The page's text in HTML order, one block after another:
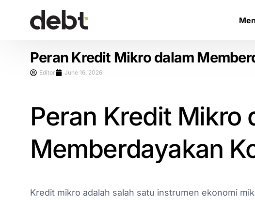
Peran Kredit Mikro dalam
Editor June 16, 2026
Peran Kredit Mikro
Memberdayakan
Kredit mikro adalah salah satu instrumen ekonomi